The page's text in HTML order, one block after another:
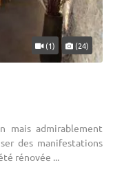
(1) (24)
mais admirablement
des manifestations
rénovée ...